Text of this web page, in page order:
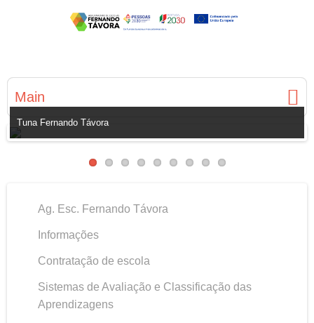
Main
Tuna Fernando Távora
Ag. Esc. Fernando Távora
Informações
Contratação de escola
Sistemas de Avaliação e Classificação das
Aprendizagens